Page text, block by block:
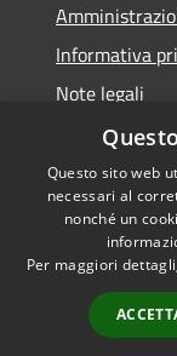
Informativa
Note legali
RSS
Questo sito web
necessari al
nonché un
Per maggiori